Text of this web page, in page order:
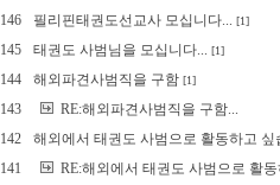
146 필리핀태권도선교사 모십니다... [1]
145 태권도 사범님을 모십니다... [1]
144 해외파견사범직을 구함 [1]
143
RE:해외파견사범직을 구함...
142
해외에서 태권도 사범으로 활동하고 싶
141
RE:해외에서 태권도 사범으로 활